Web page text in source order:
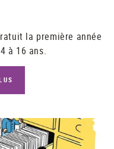
la première année
à 16 ans.